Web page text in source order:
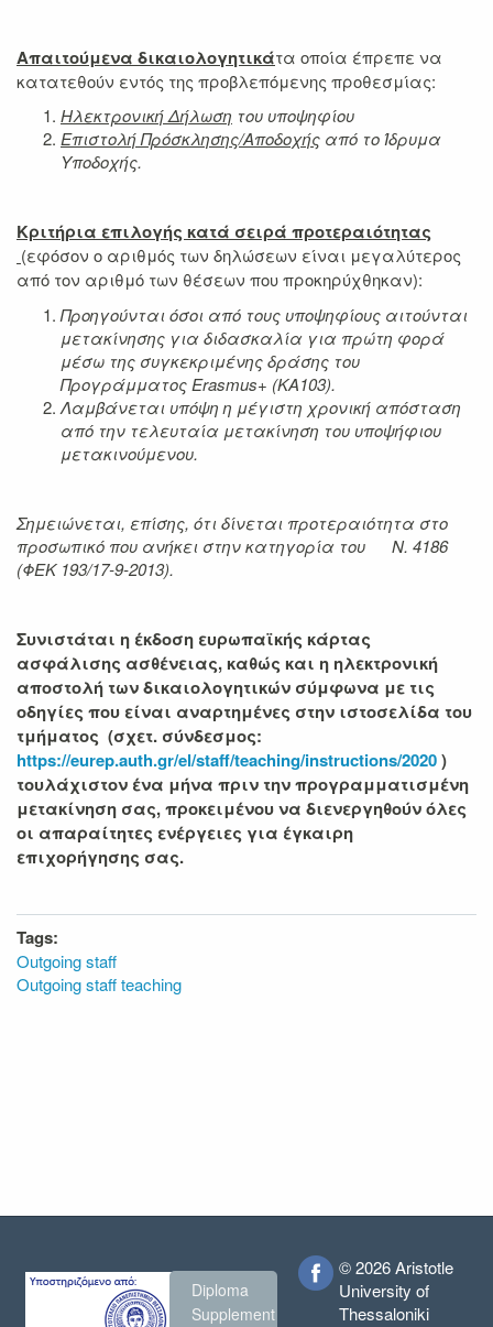
Απαιτούμενα δικαιολογητικάτα οποία έπρεπε να
κατατεθούν εντός της προβλεπόμενης προθεσμίας:
Ηλεκτρονική Δήλωση του υποψηφίου
Επιστολή Πρόσκλησης/Αποδοχής από το Ίδρυμα
Υποδοχής.
Κριτήρια επιλογής κατά σειρά προτεραιότητας
(εφόσον ο αριθμός των δηλώσεων είναι μεγαλύτερος
από τον αριθμό των θέσεων που προκηρύχθηκαν):
Προηγούνται όσοι από τους υποψηφίους αιτούνται
μετακίνησης για διδασκαλία για πρώτη φορά
μέσω της συγκεκριμένης δράσης του
Προγράμματος Erasmus+ (KA103).
Λαμβάνεται υπόψη η μέγιστη χρονική απόσταση
από την τελευταία μετακίνηση του υποψήφιου
μετακινούμενου.
Σημειώνεται, επίσης, ότι δίνεται προτεραιότητα στο
προσωπικό που ανήκει στην κατηγορία του Ν. 4186
(ΦΕΚ 193/17-9-2013).
Συνιστάται η έκδοση ευρωπαϊκής κάρτας
ασφάλισης ασθένειας, καθώς και η ηλεκτρονική
αποστολή των δικαιολογητικών σύμφωνα με τις
οδηγίες που είναι αναρτημένες στην ιστοσελίδα του
τμήματος (σχετ. σύνδεσμος:
https://eurep.auth.gr/el/staff/teaching/instructions/2020)
τουλάχιστον ένα μήνα πριν την προγραμματισμένη
μετακίνηση σας, προκειμένου να διενεργηθούν όλες
οι απαραίτητες ενέργειες για έγκαιρη
επιχορήγησης σας.
Tags:
Outgoing staff
Outgoing staff teaching
Diploma
Supplement
© 2026 Aristotle
University of
Thessaloniki